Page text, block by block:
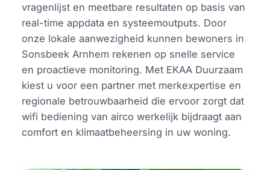
vragenlijst en meetbare resultaten op basis van
real-time appdata en systeemoutputs. Door
onze lokale aanwezigheid kunnen bewoners in
Sonsbeek Arnhem rekenen op snelle service
en proactieve monitoring. Met EKAA Duurzaam
kiest u voor een partner met merkexpertise en
regionale betrouwbaarheid die ervoor zorgt dat
wifi bediening van airco werkelijk bijdraagt aan
comfort en klimaatbeheersing in uw woning.